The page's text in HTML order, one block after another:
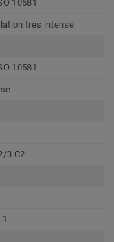
10581
très intense
10581
3 C2